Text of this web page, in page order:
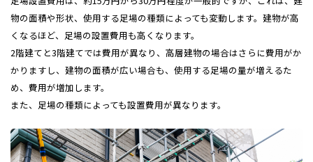
物の面積や形状、使用する足場の種類によっても変動します。建物が高
くなるほど、足場の設置費用も高くなります。
2階建てと3階建てでは費用が異なり、高層建物の場合はさらに費用がか
かりますし、建物の面積が広い場合も、使用する足場の量が増えるた
め、費用が増加します。
また、足場の種類によっても設置費用が異なります。